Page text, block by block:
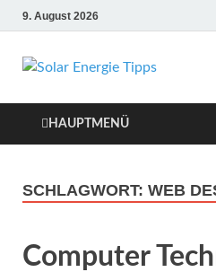
9. August 2026
HAUPTMENÜ
SCHLAGWORT: WEB
Computer